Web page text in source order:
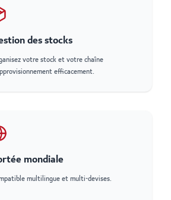
des stocks
votre stock et votre chaîne
efficacement.
mondiale
multilingue et multi-devises.